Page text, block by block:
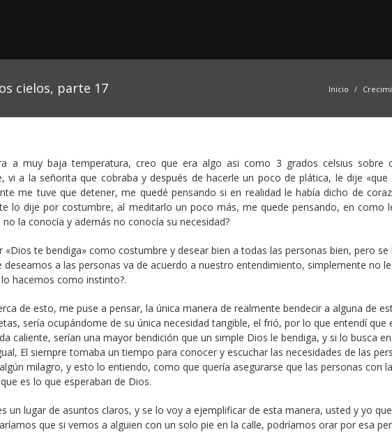
cielos, parte 17 Inicio
a muy baja temperatura, creo que era algo asi como 3 grados celsius sobre
vi a la señorita que cobraba y después de hacerle un poco de plática, le dije «que
me tuve que detener, me quedé pensando si en realidad le había dicho de
lo dije por costumbre, al meditarlo un poco más, me quede pensando, en como
la conocía y además no conocía su necesidad?
«Dios te bendiga» como costumbre y desear bien a todas las personas bien, pero se
deseamos a las personas va de acuerdo a nuestro entendimiento, simplemente no le
hacemos como instinto?.
de esto, me puse a pensar, la única manera de realmente bendecir a alguna de
sería ocupándome de su única necesidad tangible, el frió, por lo que entendí que
caliente, serían una mayor bendición que un simple Dios le bendiga, y si lo busca
El siempre tomaba un tiempo para conocer y escuchar las necesidades de las
milagro, y esto lo entiendo, como que quería asegurarse que las personas con
es lo que esperaban de Dios.
un lugar de asuntos claros, y se lo voy a ejemplificar de esta manera, usted y yo que
que si vemos a alguien con un solo pie en la calle, podríamos orar por esa